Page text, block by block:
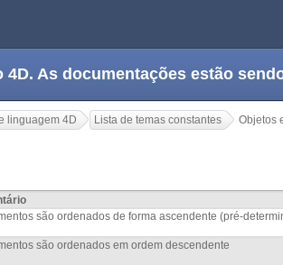
As documentações estão
linguagem 4D Lista de temas constantes Objetos
são ordenados de forma ascendente (pré-
são ordenados em ordem descendente